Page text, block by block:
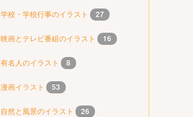
学校・学校行事のイラスト 27
映画とテレビ番組のイラスト 16
有名人のイラスト 8
漫画イラスト 53
自然と風景のイラスト 26